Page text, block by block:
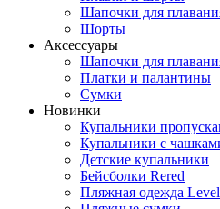
Шапочки для
Шорты
Аксессуары
Шапочки для
Платки и палантины
Сумки
Новинки
Купальники
Купальники с
Детские купальники
Бейсболки Rered
Пляжная одежда